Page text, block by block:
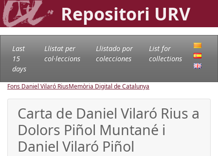
Repositori URV
Last
15
days
Llistat per
col·leccions
Llistado por
colecciones
List for
collections
Fons Daniel Vilaró RiusMemòria Digital de Catalunya
Carta de Daniel Vilaró Rius a
Dolors Piñol Muntané i
Daniel Vilaró Piñol